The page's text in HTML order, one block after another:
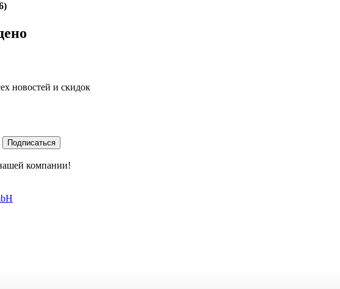
новостей и скидок
Подписаться
компании!